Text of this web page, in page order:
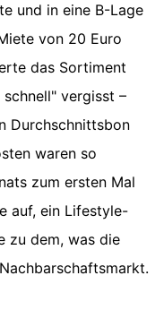
und in eine B-Lage
von 20 Euro
das Sortiment
vergisst –
Durchschnittsbon
waren so
zum ersten Mal
auf, ein Lifestyle-
zu dem, was die